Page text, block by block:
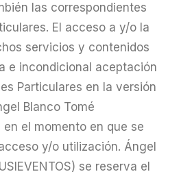
las correspondientes
El acceso a y/o la
servicios y contenidos
e incondicional aceptación
Particulares en la versión
Blanco Tomé
en el momento en que se
y/o utilización. Ángel
se reserva el